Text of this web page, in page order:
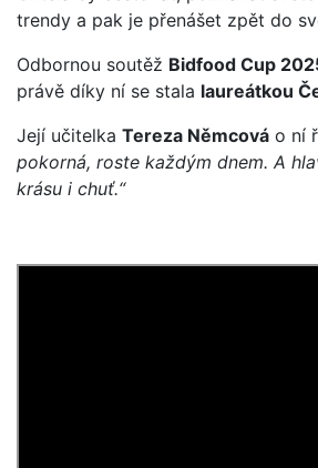
trendy a pak je přenášet zpět do
Odbornou soutěž Bidfood Cup
právě díky ní se stala laureátkou
Její učitelka Tereza Němcová o ní
pokorná, roste každým dnem. A
krásu i chuť.“